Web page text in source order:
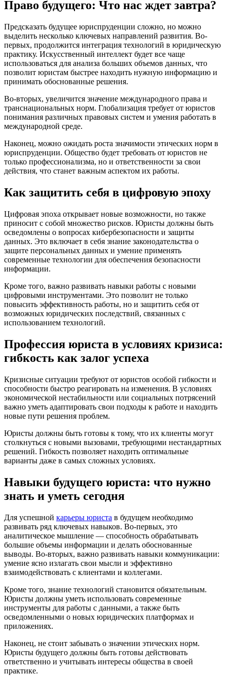
Право будущего: Что нас ждет завтра?
Предсказать будущее юриспруденции сложно, но можно
выделить несколько ключевых направлений развития. Во-
первых, продолжится интеграция технологий в юридическую
практику. Искусственный интеллект будет все чаще
использоваться для анализа больших объемов данных, что
позволит юристам быстрее находить нужную информацию и
принимать обоснованные решения.
Во-вторых, увеличится значение международного права и
транснациональных норм. Глобализация требует от юристов
понимания различных правовых систем и умения работать в
международной среде.
Наконец, можно ожидать роста значимости этических норм в
юриспруденции. Общество будет требовать от юристов не
только профессионализма, но и ответственности за свои
действия, что станет важным аспектом их работы.
Как защитить себя в цифровую эпоху
Цифровая эпоха открывает новые возможности, но также
приносит с собой множество рисков. Юристы должны быть
осведомлены о вопросах кибербезопасности и защиты
данных. Это включает в себя знание законодательства о
защите персональных данных и умение применять
современные технологии для обеспечения безопасности
информации.
Кроме того, важно развивать навыки работы с новыми
цифровыми инструментами. Это позволит не только
повысить эффективность работы, но и защитить себя от
возможных юридических последствий, связанных с
использованием технологий.
Профессия юриста в условиях кризиса:
гибкость как залог успеха
Кризисные ситуации требуют от юристов особой гибкости и
способности быстро реагировать на изменения. В условиях
экономической нестабильности или социальных потрясений
важно уметь адаптировать свои подходы к работе и находить
новые пути решения проблем.
Юристы должны быть готовы к тому, что их клиенты могут
столкнуться с новыми вызовами, требующими нестандартных
решений. Гибкость позволяет находить оптимальные
варианты даже в самых сложных условиях.
Навыки будущего юриста: что нужно
знать и уметь сегодня
Для успешной карьеры юриста в будущем необходимо
развивать ряд ключевых навыков. Во-первых, это
аналитическое мышление — способность обрабатывать
большие объемы информации и делать обоснованные
выводы. Во-вторых, важно развивать навыки коммуникации:
умение ясно излагать свои мысли и эффективно
взаимодействовать с клиентами и коллегами.
Кроме того, знание технологий становится обязательным.
Юристы должны уметь использовать современные
инструменты для работы с данными, а также быть
осведомленными о новых юридических платформах и
приложениях.
Наконец, не стоит забывать о значении этических норм.
Юристы будущего должны быть готовы действовать
ответственно и учитывать интересы общества в своей
практике.